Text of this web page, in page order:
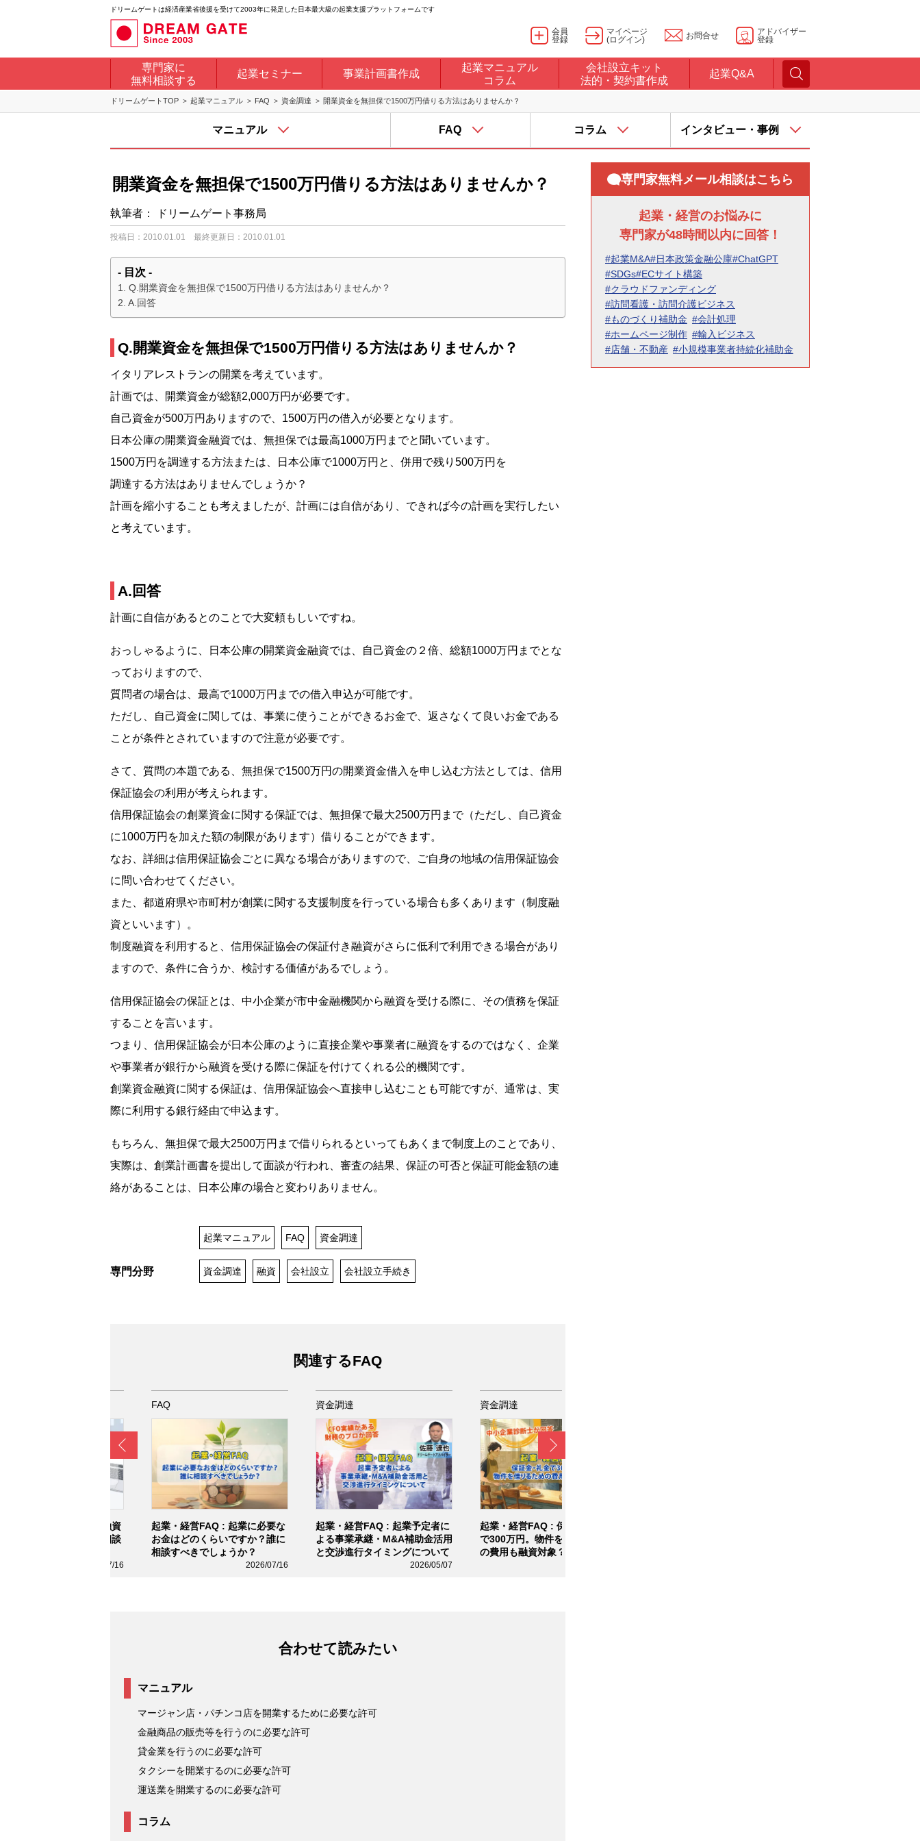
ドリームゲートは経済産業省後援を受けて2003年に発足した日本最大級の起業支援プラットフォームです
会員
登録
マイページ
(ログイン)
お問合せ
アドバイザー
登録
専門家に
無料相談する
起業セミナー 事業計画書作成
起業マニュアル
コラム
会社設立キット
法的・契約書作成
起業Q&A
ドリームゲートTOP 起業マニュアル FAQ 資金調達 開業資金を無担保で1500万円借りる方法はありませんか？
マニュアル FAQ コラム インタビュー・事例
開業資金を無担保で1500万円借りる方法はありませんか？
執筆者： ドリームゲート事務局
投稿日：2010.01.01 最終更新日：2010.01.01
- 目次 -
Q.開業資金を無担保で1500万円借りる方法はありませんか？
A.回答
Q.開業資金を無担保で1500万円借りる方法はありませんか？
イタリアレストランの開業を考えています。
計画では、開業資金が総額2,000万円が必要です。
自己資金が500万円ありますので、1500万円の借入が必要となります。
日本公庫の開業資金融資では、無担保では最高1000万円までと聞いています。
1500万円を調達する方法または、日本公庫で1000万円と、併用で残り500万円を
調達する方法はありませんでしょうか？
計画を縮小することも考えましたが、計画には自信があり、できれば今の計画を実行したい
と考えています。
A.回答
計画に自信があるとのことで大変頼もしいですね。
おっしゃるように、日本公庫の開業資金融資では、自己資金の２倍、総額1000万円までとな
っておりますので、
質問者の場合は、最高で1000万円までの借入申込が可能です。
ただし、自己資金に関しては、事業に使うことができるお金で、返さなくて良いお金である
ことが条件とされていますので注意が必要です。
さて、質問の本題である、無担保で1500万円の開業資金借入を申し込む方法としては、信用
保証協会の利用が考えられます。
信用保証協会の創業資金に関する保証では、無担保で最大2500万円まで（ただし、自己資金
に1000万円を加えた額の制限があります）借りることができます。
なお、詳細は信用保証協会ごとに異なる場合がありますので、ご自身の地域の信用保証協会
に問い合わせてください。
また、都道府県や市町村が創業に関する支援制度を行っている場合も多くあります（制度融
資といいます）。
制度融資を利用すると、信用保証協会の保証付き融資がさらに低利で利用できる場合があり
ますので、条件に合うか、検討する価値があるでしょう。
信用保証協会の保証とは、中小企業が市中金融機関から融資を受ける際に、その債務を保証
することを言います。
つまり、信用保証協会が日本公庫のように直接企業や事業者に融資をするのではなく、企業
や事業者が銀行から融資を受ける際に保証を付けてくれる公的機関です。
創業資金融資に関する保証は、信用保証協会へ直接申し込むことも可能ですが、通常は、実
際に利用する銀行経由で申込ます。
もちろん、無担保で最大2500万円まで借りられるといってもあくまで制度上のことであり、
実際は、創業計画書を提出して面談が行われ、審査の結果、保証の可否と保証可能金額の連
絡があることは、日本公庫の場合と変わりありません。
起業マニュアル FAQ 資金調達
専門分野 資金調達 融資 会社設立 会社設立手続き
関連するFAQ
・経営FAQ : 起業時に融資
けたいのですが、誰に相談
2026/07/16
FAQ
起業・経営FAQ : 起業に必要な
お金はどのくらいですか？誰に
相談すべきでしょうか？
2026/07/16
資金調達
起業・経営FAQ : 起業予定者に
よる事業承継・M&A補助金活用
と交渉進行タイミングについて
2026/05/07
資金調達
起業・経営FAQ : 保証金・礼金
で300万円。物件を借りるため
の費用も融資対象？
合わせて読みたい
マニュアル
マージャン店・パチンコ店を開業するために必要な許可
金融商品の販売等を行うのに必要な許可
貸金業を行うのに必要な許可
タクシーを開業するのに必要な許可
運送業を開業するのに必要な許可
コラム
専門家無料メール相談はこちら
起業・経営のお悩みに
専門家が48時間以内に回答！
#起業M&A#日本政策金融公庫#ChatGPT
#SDGs#ECサイト構築
#クラウドファンディング
#訪問看護・訪問介護ビジネス
#ものづくり補助金 #会計処理
#ホームページ制作 #輸入ビジネス
#店舗・不動産 #小規模事業者持続化補助金